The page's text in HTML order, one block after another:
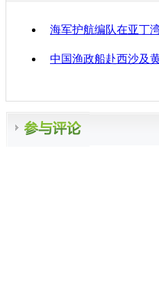
海军护航编队在亚丁
中国渔政船赴西沙及